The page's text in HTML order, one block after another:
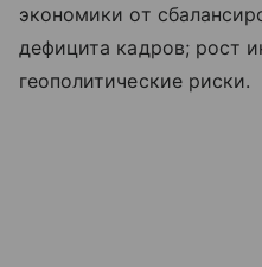
экономики от
дефицита кадров; рост
геополитические риски.